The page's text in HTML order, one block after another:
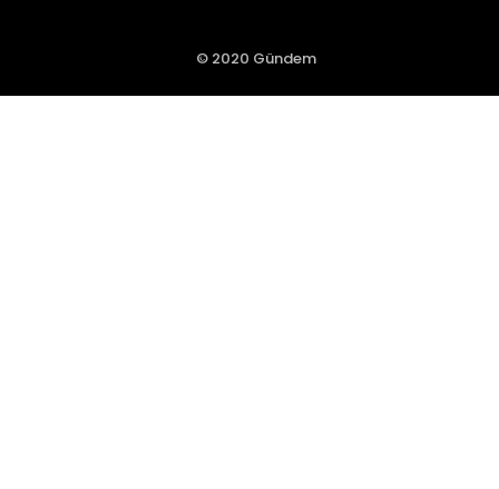
© 2020 Gündem